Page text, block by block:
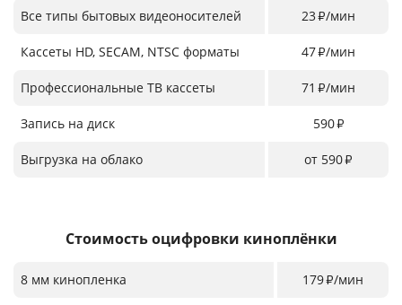
Все типы бытовых видеоносителей 23₽/мин
Кассеты HD, SECAM, NTSC форматы 47₽/мин
Профессиональные ТВ кассеты 71 ₽/мин
Запись на диск 590₽
Выгрузка на облако от 590₽
Стоимость оцифровки киноплёнки
8 мм кинопленка 179₽/мин